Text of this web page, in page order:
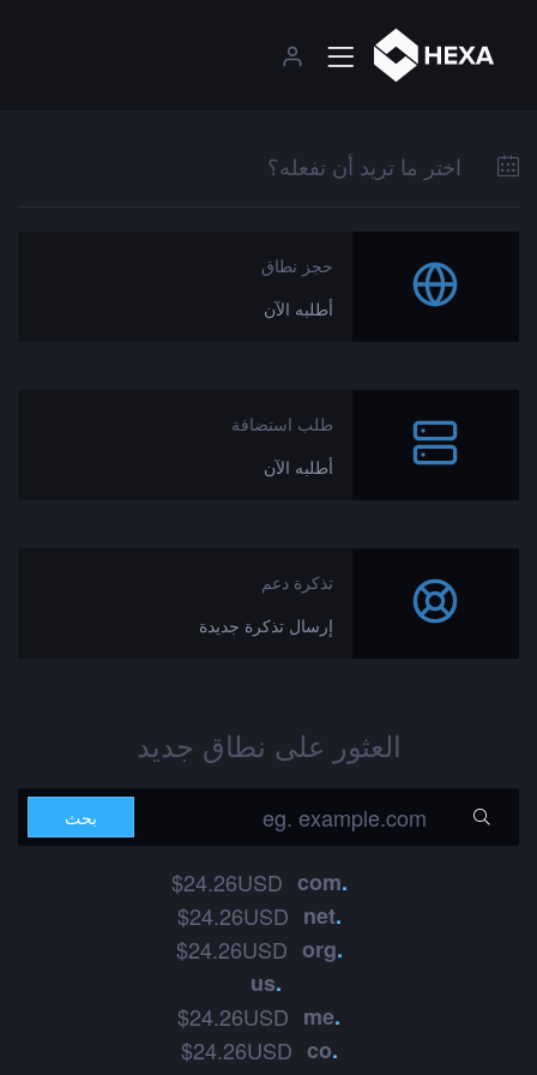
اختر ما تريد أن تفعله؟
حجز نطاق
أطلبه الآن
طلب استضافة
أطلبه الآن
تذكرة دعم
إرسال تذكرة جديدة
العثور على نطاق جديد
.
com
$24.26USD
.
net
$24.26USD
.
org
$24.26USD
.
us
.
me
$24.26USD
.
co
$24.26USD